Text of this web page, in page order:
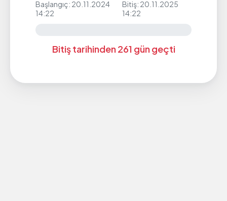
Başlangıç: 20.11.2024
14:22
Bitiş: 20.11.2025
14:22
Bitiş tarihinden 261 gün geçti